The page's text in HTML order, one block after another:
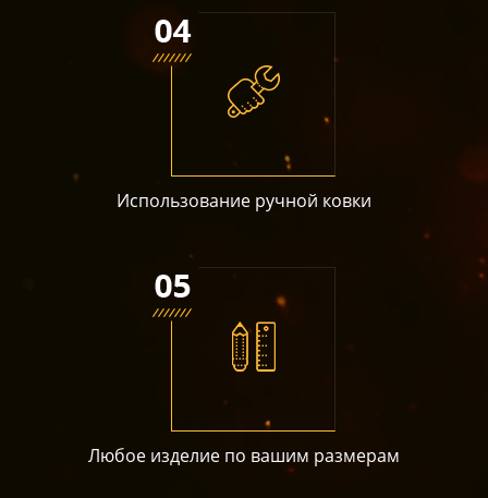
Использование ручной ковки
Любое изделие по вашим размерам